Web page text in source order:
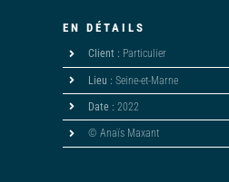
EN DÉTAILS
Client : Particulier
Lieu :Seine-et-Marne
Date :2022
© Anaïs Maxant